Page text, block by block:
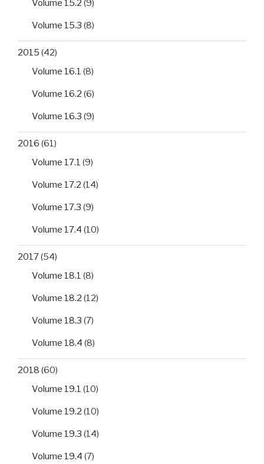
Volume 15.2 (9)
Volume 15.3 (8)
2015 (42)
Volume 16.1 (8)
Volume 16.2 (6)
Volume 16.3 (9)
2016 (61)
Volume 17.1 (9)
Volume 17.2 (14)
Volume 17.3 (9)
Volume 17.4 (10)
2017(54)
Volume 18.1 (8)
Volume 18.2 (12)
Volume 18.3 (7)
Volume 18.4 (8)
2018 (60)
Volume 19.1 (10)
Volume 19.2 (10)
Volume 19.3 (14)
Volume 19.4 (7)